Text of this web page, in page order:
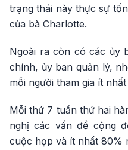
trạng thái này thực sự
của bà Charlotte.
Ngoài ra còn có các ủy
chính, ủy ban quản lý,
mỗi người tham gia ít
Mỗi thứ 7 tuần thứ hai
nghị các vấn đề cộng
cuộc họp và ít nhất 80%